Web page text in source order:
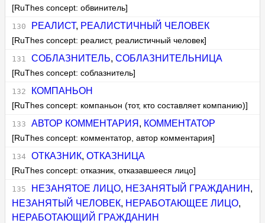
[RuThes concept: обвинитель]
РЕАЛИСТ, РЕАЛИСТИЧНЫЙ ЧЕЛОВЕК
[RuThes concept: реалист, реалистичный человек]
СОБЛАЗНИТЕЛЬ, СОБЛАЗНИТЕЛЬНИЦА
[RuThes concept: соблазнитель]
КОМПАНЬОН
[RuThes concept: компаньон (тот, кто составляет компанию)]
АВТОР КОММЕНТАРИЯ , КОММЕНТАТОР
[RuThes concept: комментатор, автор комментария]
ОТКАЗНИК, ОТКАЗНИЦА
[RuThes concept: отказник, отказавшееся лицо]
НЕЗАНЯТОЕ ЛИЦО, НЕЗАНЯТЫЙ ГРАЖДАНИН ,
НЕЗАНЯТЫЙ ЧЕЛОВЕК, НЕРАБОТАЮЩЕЕ ЛИЦО,
НЕРАБОТАЮЩИЙ ГРАЖДАНИН